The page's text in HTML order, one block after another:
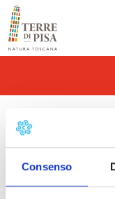
Consenso
Skip to content
oasi di